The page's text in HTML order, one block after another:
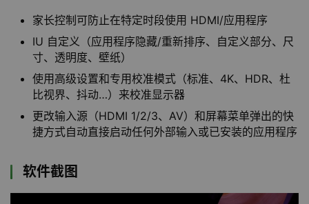
家长控制可防止在特定时段使用 HDMI/应用程序
IU 自定义（应用程序隐藏/重新排序、自定义部分、尺
寸、透明度、壁纸）
使用高级设置和专用校准模式（标准、4K、HDR、杜
比视界、抖动…）来校准显示器
更改输入源（HDMI 1/2/3、AV）和屏幕菜单弹出的快
捷方式自动直接启动任何外部输入或已安装的应用程序
软件截图